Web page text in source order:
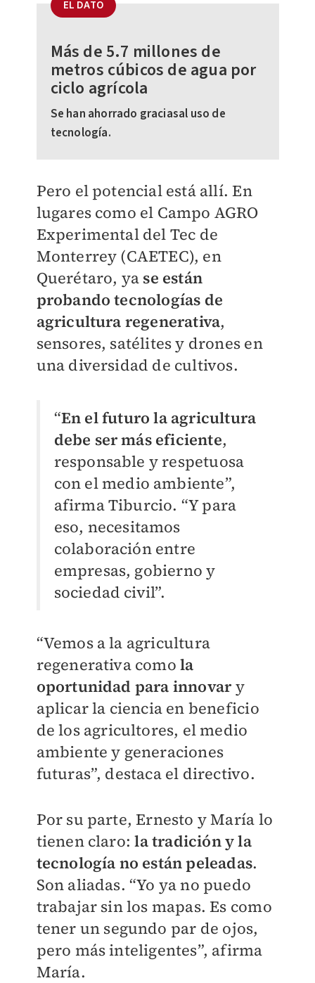
EL DATO
Más de 5.7 millones de
metros cúbicos de agua por
ciclo agrícola
Se han ahorrado graciasal uso de
tecnología.
Pero el potencial está allí. En
lugares como el Campo AGRO
Experimental del Tec de
Monterrey (CAETEC), en
Querétaro, ya se están
probando tecnologías de
agricultura regenerativa,
sensores, satélites y drones en
una diversidad de cultivos.
“En el futuro la agricultura
debe ser más eficiente,
responsable y respetuosa
con el medio ambiente”,
afirma Tiburcio. “Y para
eso, necesitamos
colaboración entre
empresas, gobierno y
sociedad civil”.
“Vemos a la agricultura
regenerativa como la
oportunidad para innovary
aplicar la ciencia en beneficio
de los agricultores, el medio
ambiente y generaciones
futuras”, destaca el directivo.
Por su parte, Ernesto y María lo
tienen claro:la tradición y la
tecnología no están peleadas.
Son aliadas. “Yo ya no puedo
trabajar sin los mapas. Es como
tener un segundo par de ojos,
pero más inteligentes”, afirma
María.